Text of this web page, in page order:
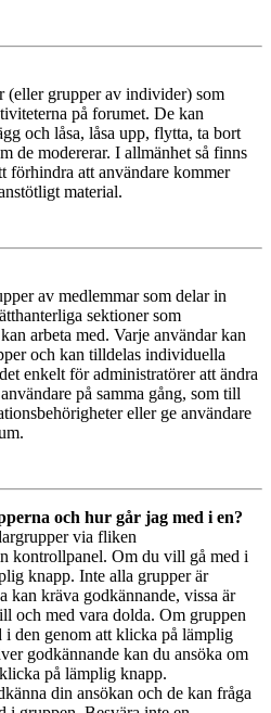
(eller grupper av individer) som
på forumet. De kan
och låsa, låsa upp, flytta, ta bort
de modererar. I allmänhet så finns
förhindra att användare kommer
material.
av medlemmar som delar in
sektioner som
arbeta med. Varje användar kan
och kan tilldelas individuella
enkelt för administratörer att ändra
på samma gång, som till
eller ge användare
och hur går jag med i en?
via fliken
kontrollpanel. Om du vill gå med i
knapp. Inte alla grupper är
kan kräva godkännande, vissa är
och med vara dolda. Om gruppen
i den genom att klicka på lämplig
godkännande kan du ansöka om
på lämplig knapp.
din ansökan och de kan fråga